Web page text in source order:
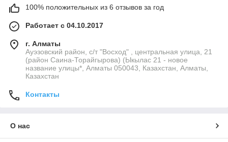
100% положительных из 6 отзывов за год
Работает с 04.10.2017
г. Алматы
Ауэзовский район, с/т "Восход" , центральная улица, 21
(район Саина-Торайгырова) (Ыкылас 21 - новое
название улицы*, Алматы 050043, Казахстан, Алматы,
Казахстан
Контакты
О нас